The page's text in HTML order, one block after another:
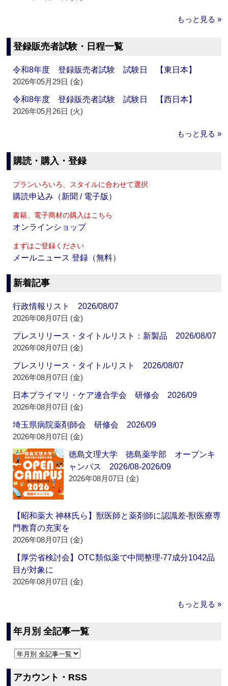
もっと見る »
登録販売者試験・日程一覧
令和8年度 登録販売者試験 試験日 【東日本】
2026年05月29日 (金)
令和8年度 登録販売者試験 試験日 【西日本】
2026年05月26日 (火)
もっと見る »
購読・購入・登録
プランいろいろ、スタイルに合わせて選択
購読申込み（新聞 / 電子版）
書籍、電子商材の購入はこちら
オンラインショップ
まずはご登録ください
メールニュース 登録（無料）
新着記事
行政情報リスト 2026/08/07
2026年08月07日 (金)
プレスリリース・タイトルリスト：新製品 2026/08/07
2026年08月07日 (金)
プレスリリース・タイトルリスト 2026/08/07
2026年08月07日 (金)
日本プライマリ・ケア連合学会 研修会 2026/09
2026年08月07日 (金)
埼玉県病院薬剤師会 研修会 2026/09
2026年08月07日 (金)
徳島文理大学 徳島薬学部 オープンキ
ャンパス 2026/08-2026/09
2026年08月07日 (金)
【昭和薬大 神林氏ら】獣医師と薬剤師に認識差‐獣医療専
門教育の充実を
2026年08月07日 (金)
【厚労省検討会】OTC類似薬で中間整理‐77成分1042品
目が対象に
2026年08月07日 (金)
もっと見る »
年月別 全記事一覧
アカウント・RSS